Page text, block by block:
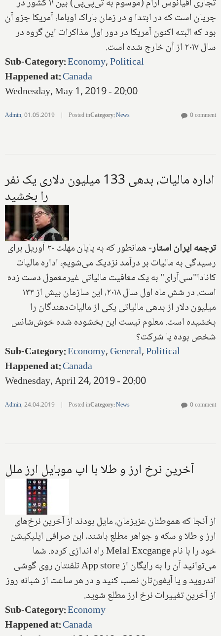
تجاری اقیانوس آرام (موسوم به تی‌پی‌پی) بین ۱۱ کشور در
جریان است که در ابتدا و در زمان باراک اوباما، آمریکا جزو آن
بود که البته اکنون آمریکا در دور اول مذاکرات این گروه در
سال ۲۰۱۷ از آن خارج شده است.
Sub-Category:Economy,Political
Happened at:Canada
Wednesday, May 1, 2019 - 20:00
Admin,01.05.2019 | Posted inCategory:News 0 comment
اداره مالیات، بدهی 133 میلیون دلاری یک نفر
را بخشید
ترجمه ایران استار-
‌ همانطور که به پایان مهلت ۳۰ آوریل برای
رسیدگی به مالیات بر درآمد نزدیک می‌شویم، اداره مالیات
کانادا"سی‌آر‌ای" به یک معافیت مالیاتی غیر‌معمول دست زده
است. در شش ماه اول سال ۲۰۱۸، این سازمان بیش از ۱۳۳
میلیون دلار از بدهی مالیاتی یکی از مالیات‌دهندگان را
بخشیده است. معلوم نیست این بخشوده شده خوش‌شانس
شخص بوده یا شرکت‌؟
Sub-Category:Economy,General,Political
Happened at:Canada
Wednesday, April 24, 2019 - 20:00
Admin,24.04.2019 | Posted inCategory:News 0 comment
آخرین نرخ ارز و طلا با اپ موبایل ارز ملل
از آنجا که هموطنان عزیزمان، مایل بودند از آخرین نرخ‌های
ارز و طلا و سکه و جواهر مطلع باشند، این صرافی اپلیکیشن
خود را با نامMelal Excgange‌راه اندازی کرده. شما
می‌توانید آن را به رایگان ازApp storeتلفنتان روی گوشی‌
اندروید و یا آیفون‌تان نصب کنید و در هر ساعت از شبانه روز
از آخرین تغییرات نرخ ارز مطلع شوید.
Sub-Category:Economy
Happened at:Canada